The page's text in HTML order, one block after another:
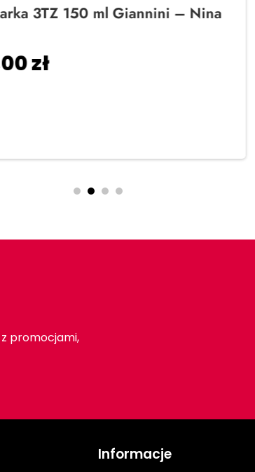
3TZ 150 ml Giannini – Nina
zł
z promocjami,
Informacje